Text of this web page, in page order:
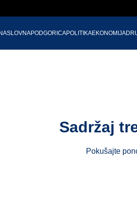
NASLOVNAPODGORICAPOLITIKAEKONOMIJA
Sadržaj
Pokušajte